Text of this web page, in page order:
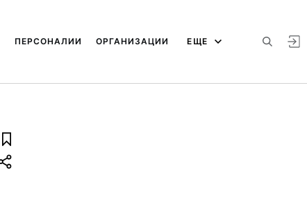
ПЕРСОНАЛИИ ОРГАНИЗАЦИИ ЕЩЕ